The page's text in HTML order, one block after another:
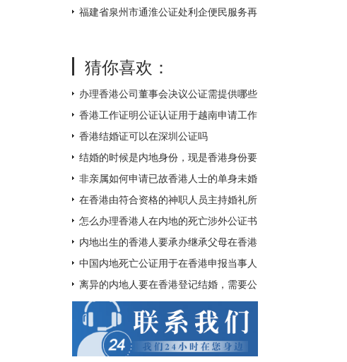
事措施
福建省泉州市通淮公证处利企便民服务再
猜你喜欢：
办理香港公司董事会决议公证需提供哪些
附件？
香港工作证明公证认证用于越南申请工作
签证如何办理？
香港结婚证可以在深圳公证吗
结婚的时候是内地身份，现是香港身份要
如何补领香港结婚证呢？
非亲属如何申请已故香港人士的单身未婚
证明文件呢？
在香港由符合资格的神职人员主持婚礼所
得的结婚证书怎么才能得到内地的认可
呢？
怎么办理香港人在内地的死亡涉外公证书
用于配偶在香港再婚？
内地出生的香港人要承办继承父母在香港
的遗产如何办理中国出生公证及认证呢？
中国内地死亡公证用于在香港申报当事人
已经去世及申请注销其香港身份证
离异的内地人要在香港登记结婚，需要公
证香港离婚绝对判令吗？